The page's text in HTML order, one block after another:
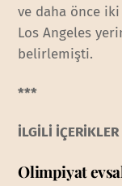
ve daha önce
Los Angeles
belirlemişti.
***
İLGİLİ İÇERİKLER
Olimpiyat